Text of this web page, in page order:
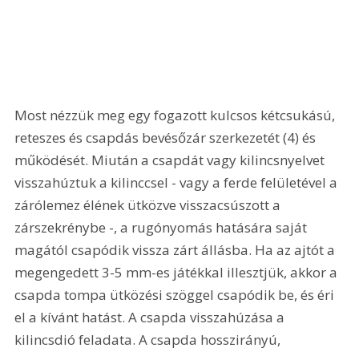
Most nézzük meg egy fogazott kulcsos kétcsukású,
reteszes és csapdás bevésőzár szerkezetét (4) és
működését. Miután a csapdát vagy kilincsnyelvet
visszahúztuk a kilinccsel - vagy a ferde felületével a
zárólemez élének ütközve visszacsúszott a
zárszekrénybe -, a rugónyomás hatására saját
magától csapódik vissza zárt állásba. Ha az ajtót a
megengedett 3-5 mm-es játékkal illesztjük, akkor a
csapda tompa ütközési szöggel csapódik be, és éri
el a kívánt hatást. A csapda visszahúzása a
kilincsdió feladata. A csapda hosszirányú,